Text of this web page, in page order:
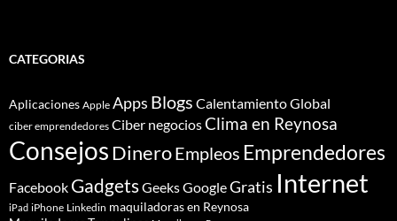
CATEGORIAS
Aplicaciones Apple Apps Blogs Calentamiento Global
ciber emprendedores Ciber negociosClima en Reynosa
ConsejosDineroEmpleos Emprendedores
Facebook GadgetsGeeksGoogleGratis Internet
iPad iPhone Linkedin maquiladoras en Reynosa